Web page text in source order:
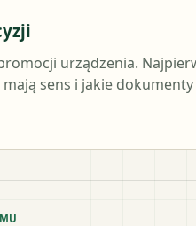
urządzenia.
sens i jakie